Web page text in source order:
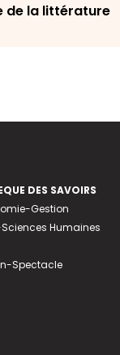
de la littérature
DES SAVOIRS
Gestion
Humaines
Spectacle